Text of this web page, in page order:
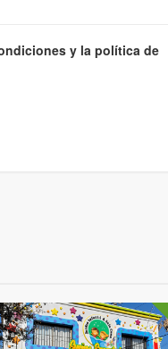
y la política de